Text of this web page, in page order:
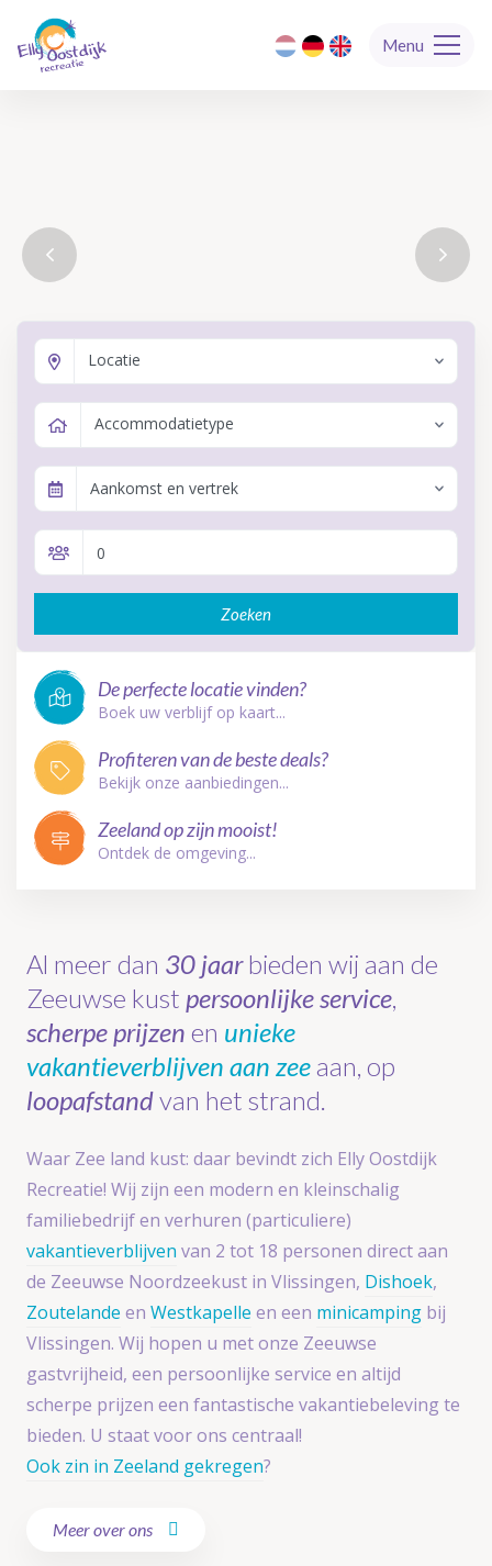
Menu
Locatie
Accommodatietype
Aankomst en vertrek
Zoeken
De perfecte locatie vinden?
Boek uw verblijf op kaart...
Profiteren van de beste deals?
Bekijk onze aanbiedingen...
Zeeland op zijn mooist!
Ontdek de omgeving...
Al meer dan 30 jaarbieden wij aan de
Zeeuwse kust persoonlijke service,
scherpe prijzen en unieke
vakantieverblijven aan zee aan, op
loopafstandvan het strand.
Waar Zee land kust: daar bevindt zich Elly Oostdijk
Recreatie! Wij zijn een modern en kleinschalig
familiebedrijf en verhuren (particuliere)
vakantieverblijven van 2 tot 18 personen direct aan
de Zeeuwse Noordzeekust in Vlissingen, Dishoek,
Zoutelande en Westkapelle en een minicamping bij
Vlissingen. Wij hopen u met onze Zeeuwse
gastvrijheid, een persoonlijke service en altijd
scherpe prijzen een fantastische vakantiebeleving te
bieden. U staat voor ons centraal!
Ook zin in Zeeland gekregen?
Meer over ons